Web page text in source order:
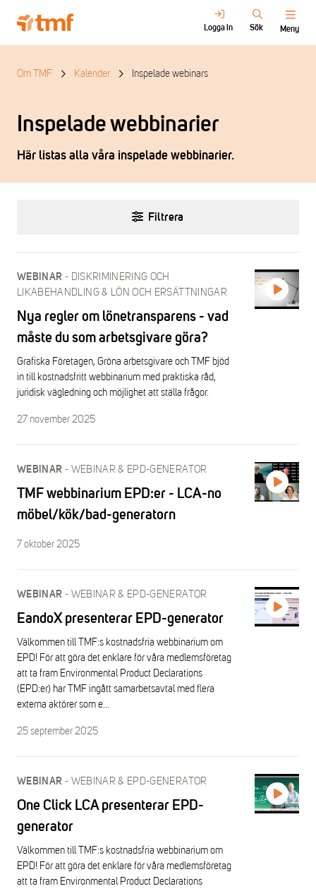
Logga in Sök Meny
Om TMF Kalender Inspelade webinars
Inspelade webbinarier
Här listas alla våra inspelade webbinarier.
Filtrera
WEBINAR - DISKRIMINERING OCH
LIKABEHANDLING & LÖN OCH ERSÄTTNINGAR
Nya regler om lönetransparens - vad
måste du som arbetsgivare göra?
Grafiska Företagen, Gröna arbetsgivare och TMF bjöd
in till kostnadsfritt webbinarium med praktiska råd,
juridisk vägledning och möjlighet att ställa frågor.
27 november 2025
WEBINAR - WEBINAR & EPD-GENERATOR
TMF webbinarium EPD:er - LCA-no
möbel/kök/bad-generatorn
7 oktober 2025
WEBINAR - WEBINAR & EPD-GENERATOR
EandoX presenterar EPD-generator
Välkommen till TMF:s kostnadsfria webbinarium om
EPD! För att göra det enklare för våra medlemsföretag
att ta fram Environmental Product Declarations
(EPD:er) har TMF ingått samarbetsavtal med flera
externa aktörer som e...
25 september 2025
WEBINAR - WEBINAR & EPD-GENERATOR
One Click LCA presenterar EPD-
generator
Välkommen till TMF:s kostnadsfria webbinarium om
EPD! För att göra det enklare för våra medlemsföretag
att ta fram Environmental Product Declarations